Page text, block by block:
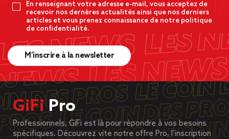
En renseignant votre adresse e-mail, vous acceptez de
recevoir nos dernères actualités ainsi que nos derniers
articles et vous prenez connaissance de notre politique
de confidentialité.
M’inscrire à la newsletter
GiFiPro
Professionnels, GiFi est là pour répondre à vos besoins
spécifiques. Découvrez vite notre offre Pro, l’inscription